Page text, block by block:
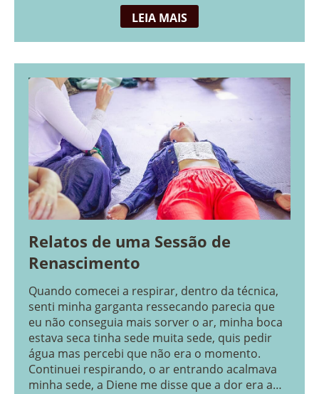
LEIA MAIS
Relatos de uma Sessão de
Renascimento
Quando comecei a respirar, dentro da técnica,
senti minha garganta ressecando parecia que
eu não conseguia mais sorver o ar, minha boca
estava seca tinha sede muita sede, quis pedir
água mas percebi que não era o momento.
Continuei respirando, o ar entrando acalmava
minha sede, a Diene me disse que a dor era a